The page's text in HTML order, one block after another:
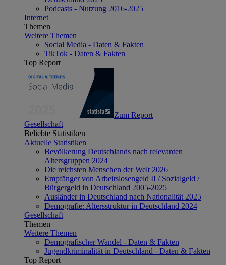
Podcasts - Nutzung 2016-2025
Internet
Themen
Weitere Themen
Social Media - Daten & Fakten
TikTok - Daten & Fakten
Top Report
Zum Report
Gesellschaft
Beliebte Statistiken
Aktuelle Statistiken
Bevölkerung Deutschlands nach relevanten
Altersgruppen 2024
Die reichsten Menschen der Welt 2026
Empfänger von Arbeitslosengeld II / Sozialgeld /
Bürgergeld in Deutschland 2005-2025
Ausländer in Deutschland nach Nationalität 2025
Demografie: Altersstruktur in Deutschland 2024
Gesellschaft
Themen
Weitere Themen
Demografischer Wandel - Daten & Fakten
Jugendkriminalität in Deutschland - Daten & Fakten
Top Report